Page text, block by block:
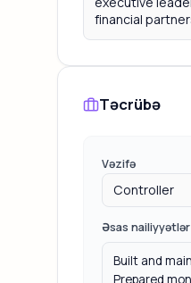
Təcrübə
Vəzifə
Əsas nailiyyətlər